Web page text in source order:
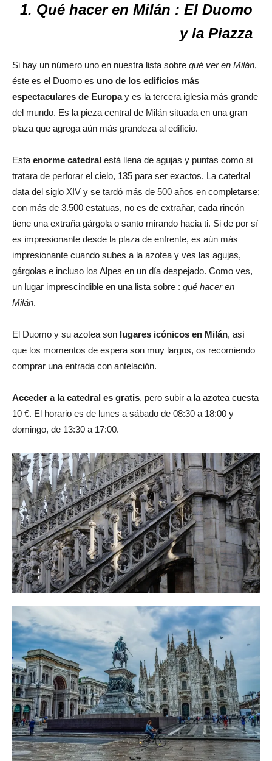
1. Qué hacer en Milán : El Duomo
y la Piazza
Si hay un número uno en nuestra lista sobre qué ver en Milán,
éste es el Duomo es uno de los edificios más
espectaculares de Europay es la tercera iglesia más grande
del mundo. Es la pieza central de Milán situada en una gran
plaza que agrega aún más grandeza al edificio.
Esta enorme catedral está llena de agujas y puntas como si
tratara de perforar el cielo, 135 para ser exactos. La catedral
data del siglo XIV y se tardó más de 500 años en completarse;
con más de 3.500 estatuas, no es de extrañar, cada rincón
tiene una extraña gárgola o santo mirando hacia ti. Si de por sí
es impresionante desde la plaza de enfrente, es aún más
impresionante cuando subes a la azotea y ves las agujas,
gárgolas e incluso los Alpes en un día despejado. Como ves,
un lugar imprescindible en una lista sobre : qué hacer en
Milán.
El Duomo y su azotea son lugares icónicos en Milán, así
que los momentos de espera son muy largos, os recomiendo
comprar una entrada con antelación.
Acceder a la catedral es gratis, pero subir a la azotea cuesta
10 €. El horario es de lunes a sábado de 08:30 a 18:00 y
domingo, de 13:30 a 17:00.